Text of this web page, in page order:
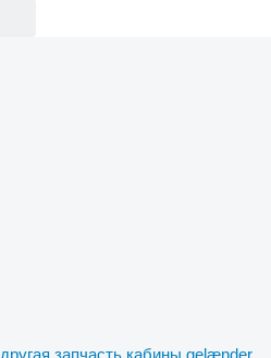
другая запчасть кабины gelænder